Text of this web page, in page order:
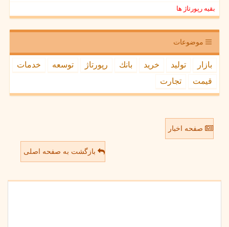
بقیه رپورتاژ ها
موضوعات
بازار تولید خرید بانك رپورتاژ توسعه
خدمات
قیمت
تجارت
صفحه اخبار
بازگشت به صفحه اصلی